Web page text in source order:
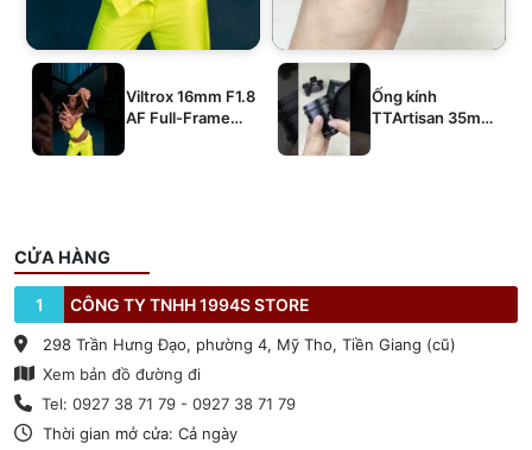
Viltrox 16mm F1.8
AF Full-Frame
Ống kính
TTArtisan 35mm
CỬA HÀNG
1 CÔNG TY TNHH 1994S STORE
298 Trần Hưng Đạo, phường 4, Mỹ Tho, Tiền Giang (cũ)
Xem bản đồ đường đi
Tel: 0927 38 71 79 - 0927 38 71 79
Thời gian mở cửa: Cả ngày